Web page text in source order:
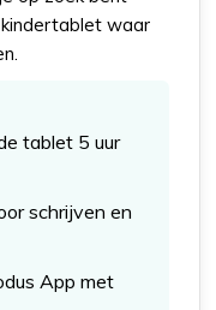
waar
tablet 5 uur
schrijven en
App met